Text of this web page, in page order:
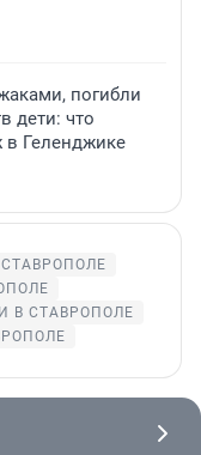
погибли
дети: что
в Геленджике
В СТАВРОПОЛЕ